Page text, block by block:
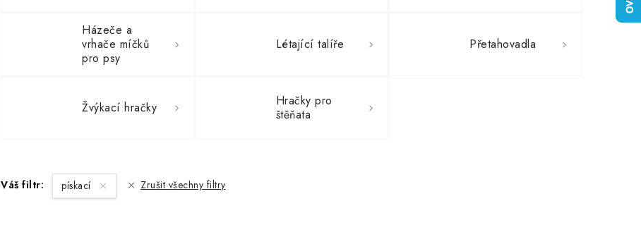
Házeče a
vrhače míčků
pro psy
Létající talíře Přetahovadla
Žvýkací hračky
Hračky pro
štěňata
Váš filtr: pískací Zrušit všechny filtry